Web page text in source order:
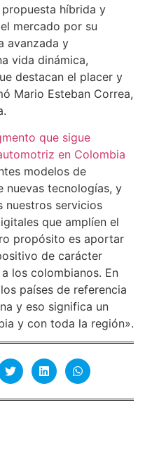
híbrida y
mercado por su
avanzada y
vida dinámica,
destacan el placer y
Mario Esteban Correa,
que sigue
en Colombia
modelos de
nuevas tecnologías, y
servicios
que amplíen el
propósito es aportar
de carácter
los colombianos. En
países de referencia
y eso significa un
y con toda la región».